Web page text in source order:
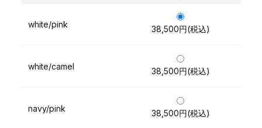
white/pink 38,500円(税込)
white/camel 38,500円(税込)
navy/pink 38,500円(税込)